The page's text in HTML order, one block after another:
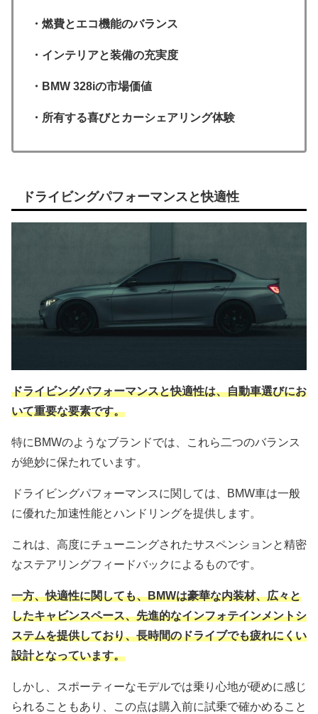
・燃費とエコ機能のバランス
・インテリアと装備の充実度
・BMW 328iの市場価値
・所有する喜びとカーシェアリング体験
ドライビングパフォーマンスと快適性
ドライビングパフォーマンスと快適性は、自動車選びにお
いて重要な要素です。
特にBMWのようなブランドでは、これら二つのバランス
が絶妙に保たれています。
ドライビングパフォーマンスに関しては、BMW車は一般
に優れた加速性能とハンドリングを提供します。
これは、高度にチューニングされたサスペンションと精密
なステアリングフィードバックによるものです。
一方、快適性に関しても、BMWは豪華な内装材、広々と
したキャビンスペース、先進的なインフォテインメントシ
ステムを提供しており、長時間のドライブでも疲れにくい
設計となっています。
しかし、スポーティーなモデルでは乗り心地が硬めに感じ
られることもあり、この点は購入前に試乗で確かめること